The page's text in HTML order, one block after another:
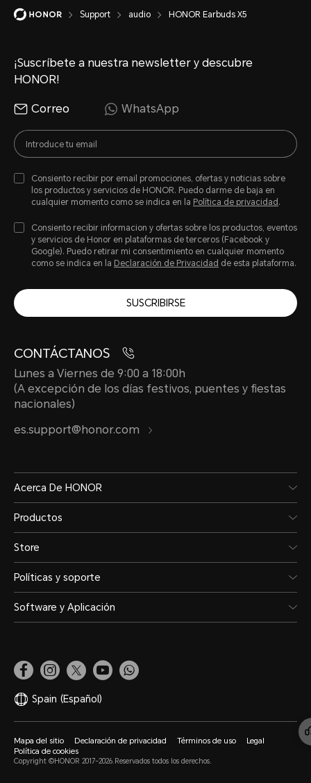
Support audio HONOR Earbuds X5
¡Suscríbete a nuestra newsletter y descubre
HONOR!
Correo WhatsApp
Consiento recibir por email promociones, ofertas y noticias sobre
los productos y servicios de HONOR. Puedo darme de baja en
cualquier momento como se indica en la Política de privacidad .
Consiento recibir informacion y ofertas sobre los productos, eventos
y servicios de Honor en plataformas de terceros (Facebook y
Google). Puedo retirar mi consentimiento en cualquier momento
como se indica en la Declaración de Privacidad de esta plataforma.
SUSCRIBIRSE
CONTÁCTANOS
Lunes a Viernes de 9:00 a 18:00h
(A excepción de los días festivos, puentes y fiestas
nacionales)
es.support@honor.com
Acerca De HONOR
Productos
Store
Políticas y soporte
Software y Aplicación
Spain (Español)
Mapa del sitio Declaración de privacidad Términos de uso
Legal
Política de cookies
Copyright ©HONOR 2017-2026.Reservados todos los derechos.